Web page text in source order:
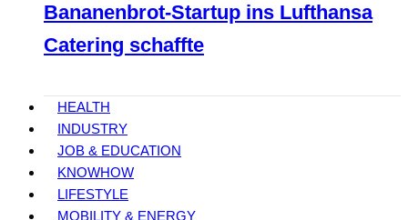
Bananenbrot-Startup ins Lufthansa
Catering schaffte
HEALTH
INDUSTRY
JOB & EDUCATION
KNOWHOW
LIFESTYLE
MOBILITY & ENERGY